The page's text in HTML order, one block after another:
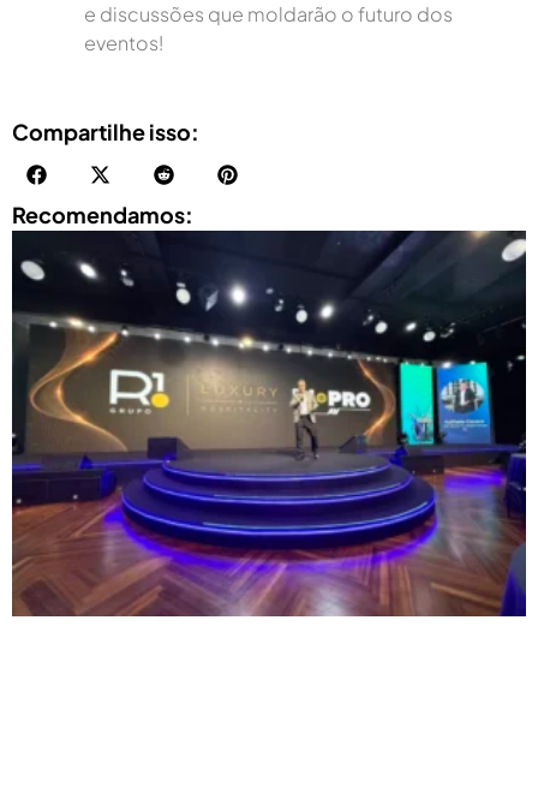
e discussões que moldarão o futuro dos
eventos!
Compartilhe isso:
Recomendamos: